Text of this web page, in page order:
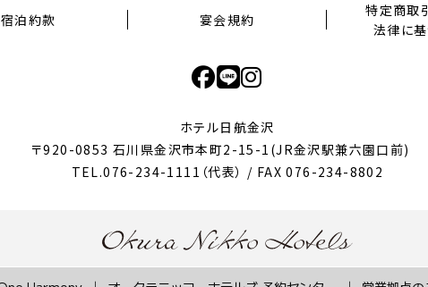
宿泊約款 宴会規約
特定商取
法律に
ホテル日航金沢
〒920-0853 石川県金沢市本町2-15-1 (JR金沢駅兼六園口前)
TEL.076-234-1111（代表） / FAX 076-234-8802